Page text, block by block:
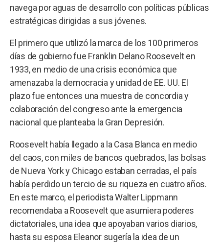
navega por aguas de desarrollo con políticas públicas
estratégicas dirigidas a sus jóvenes.
El primero que utilizó la marca de los 100 primeros
días de gobierno fue Franklin Delano Roosevelt en
1933, en medio de una crisis económica que
amenazaba la democracia y unidad de EE. UU. El
plazo fue entonces una muestra de concordia y
colaboración del congreso ante la emergencia
nacional que planteaba la Gran Depresión.
Roosevelt había llegado a la Casa Blanca en medio
del caos, con miles de bancos quebrados, las bolsas
de Nueva York y Chicago estaban cerradas, el país
había perdido un tercio de su riqueza en cuatro años.
En este marco, el periodista Walter Lippmann
recomendaba a Roosevelt que asumiera poderes
dictatoriales, una idea que apoyaban varios diarios,
hasta su esposa Eleanor sugería la idea de un